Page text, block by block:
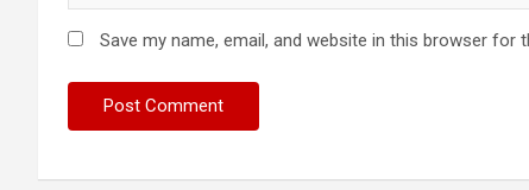
Save my name, email, and website in this browser for